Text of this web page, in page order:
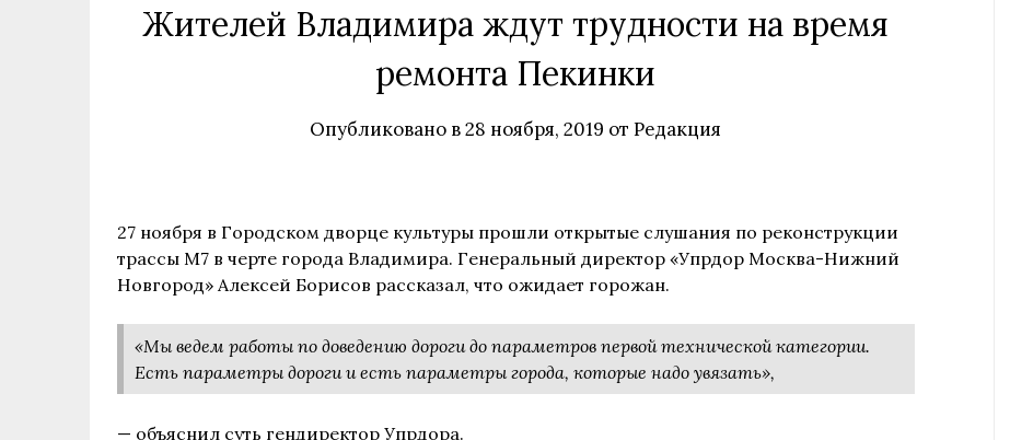
Жителей Владимира ждут трудности на время
ремонта Пекинки
Опубликовано в28 ноября, 2019 отРедакция
27 ноября в Городском дворце культуры прошли открытые слушания по реконструкции
трассы М7 в черте города Владимира. Генеральный директор «Упрдор Москва-Нижний
Новгород» Алексей Борисов рассказал, что ожидает горожан.
«Мы ведем работы по доведению дороги до параметров первой технической категории.
Есть параметры дороги и есть параметры города, которые надо увязать»,
— объяснил суть гендиректор Упрдора.